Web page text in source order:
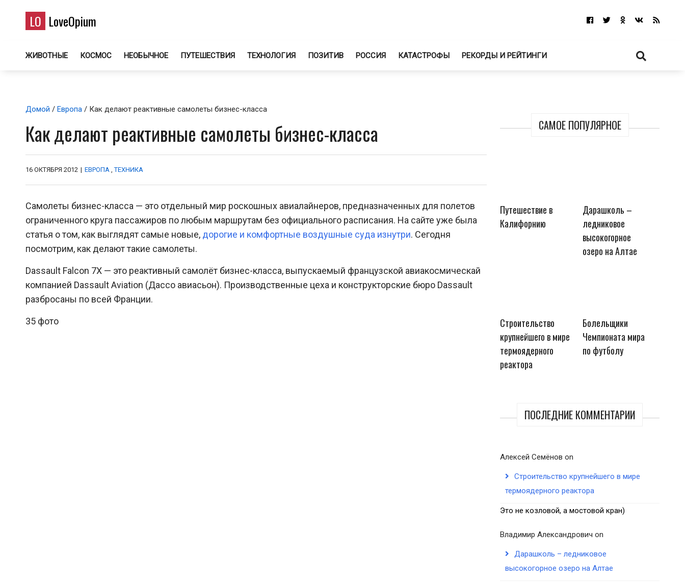
LO LoveOpium
ЖИВОТНЫЕ КОСМОС НЕОБЫЧНОЕ ПУТЕШЕСТВИЯ ТЕХНОЛОГИЯ ПОЗИТИВ РОССИЯ КАТАСТРОФЫ РЕКОРДЫ И РЕЙТИНГИ
САМОЕ ПОПУЛЯРНОЕ
Путешествие в
Калифорнию
Дарашколь –
ледниковое
высокогорное
озеро на Алтае
Строительство
крупнейшего в мире
термоядерного
реактора
Болельщики
Чемпионата мира
по футболу
ПОСЛЕДНИЕ КОММЕНТАРИИ
Алексей Семёнов on
Строительство крупнейшего в мире
термоядерного реактора
Это не козловой, а мостовой кран)
Владимир Александрович on
Дарашколь – ледниковое
высокогорное озеро на Алтае
Домой / Европа / Как делают реактивные самолеты бизнес-класса
Как делают реактивные самолеты бизнес-класса
16 ОКТЯБРЯ 2012 | ЕВРОПА ,ТЕХНИКА
Самолеты бизнес-класса — это отдельный мир роскошных авиалайнеров, предназначенных для полетов
ограниченного круга пассажиров по любым маршрутам без официального расписания. На сайте уже была
статья о том, как выглядят самые новые, дорогие и комфортные воздушные суда изнутри. Сегодня
посмотрим, как делают такие самолеты.
Dassault Falcon 7X — это реактивный самолёт бизнес-класса, выпускаемый французской авиакосмическай
компанией Dassault Aviation (Дассо авиасьон). Производственные цеха и конструкторские бюро Dassault
разбросаны по всей Франции.
35 фото